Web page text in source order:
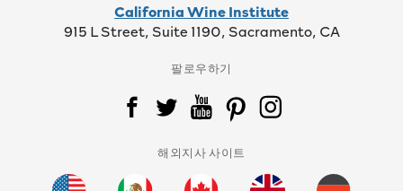
California Wine Institute
915 L Street, Suite 1190, Sacramento, CA
팔로우하기
해외지사 사이트